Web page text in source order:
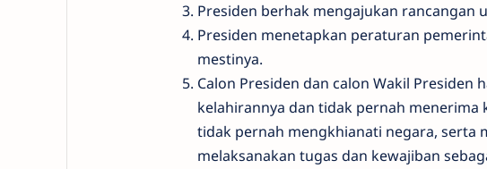
Presiden berhak mengajukan rancangan
Presiden menetapkan peraturan
mestinya.
Calon Presiden dan calon Wakil Presiden
kelahirannya dan tidak pernah
tidak pernah mengkhianati negara, serta
melaksanakan tugas dan kewajiban